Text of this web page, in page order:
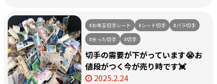
#お年玉切手シート #シート切手
#バラ切手
#余った切手
#切手
切手の需要が下がっています😭お
値段がつく今が売り時です💓
2025.2.24